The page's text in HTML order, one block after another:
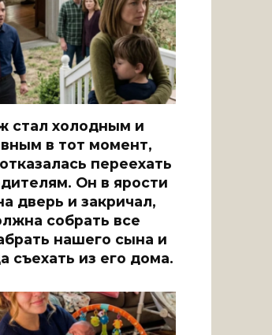
стал холодным и
в тот момент,
переехать
Он в ярости
дверь и закричал,
собрать все
нашего сына и
съехать из его дома.